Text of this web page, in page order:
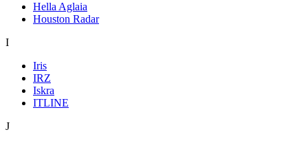
Hella Aglaia
Houston Radar
I
Iris
IRZ
Iskra
ITLINE
J